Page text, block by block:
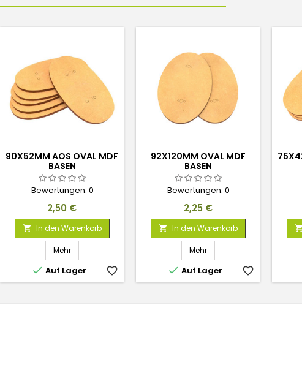
90X52MM AOS OVAL MDF
BASEN
Bewertungen: 0
Preis
2,50 €
 In den Warenkorb
Mehr
 Auf Lager favorite_border
92X120MM OVAL MDF
BASEN
Bewertungen: 0
Preis
2,25 €
 In den Warenkorb
Mehr
 Auf Lager favorite_border
